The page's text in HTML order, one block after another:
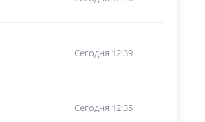
Сегодня 12:39
Сегодня 12:35